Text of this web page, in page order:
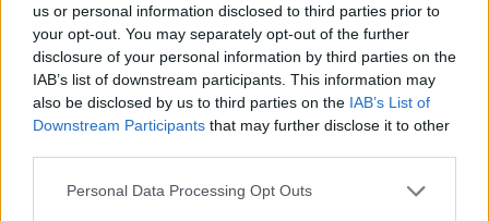
us or personal information disclosed to third parties prior to
your opt-out. You may separately opt-out of the further
disclosure of your personal information by third parties on the
IAB’s list of downstream participants. This information may
also be disclosed by us to third parties on the IAB’s List of
Downstream Participants that may further disclose it to other
Personal Data Processing Opt Outs
ΡΟΗ ΕΙΔΗΣΕΩΝ